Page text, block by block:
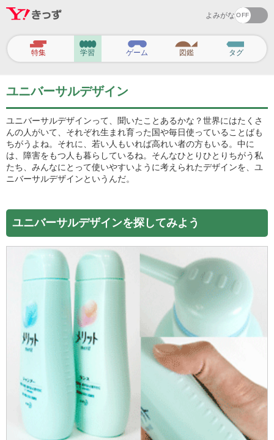
よみがな
ビ
ゲ
ー
シ
ン
特集 学習 ゲーム 図鑑 タグ
ユニバーサルデザイン
ユニバーサルデザインって、聞いたことあるかな？世界にはたくさ
んの人がいて、それぞれ生まれ育った国や毎日使っていることばも
ちがうよね。それに、若い人もいれば高れい者の方もいる。中に
は、障害をもつ人も暮らしているね。そんなひとりひとりちがう私
たち、みんなにとって使いやすいように考えられたデザインを、ユ
ニバーサルデザインというんだ。
ユニバーサルデザインを探してみよう